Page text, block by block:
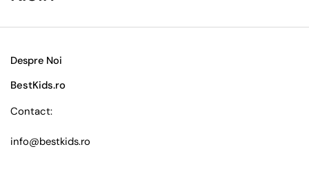
Despre Noi
BestKids.ro
Contact:
info@bestkids.ro